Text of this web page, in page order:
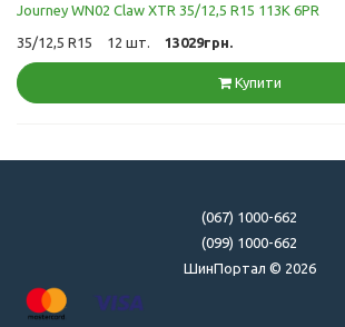
Journey WN02 Claw XTR 35/12,5 R15 113K 6PR
35/12,5 R15 12 шт. 13029грн.
Купити
(067) 1000-662
(099) 1000-662
ШинПортал © 2026